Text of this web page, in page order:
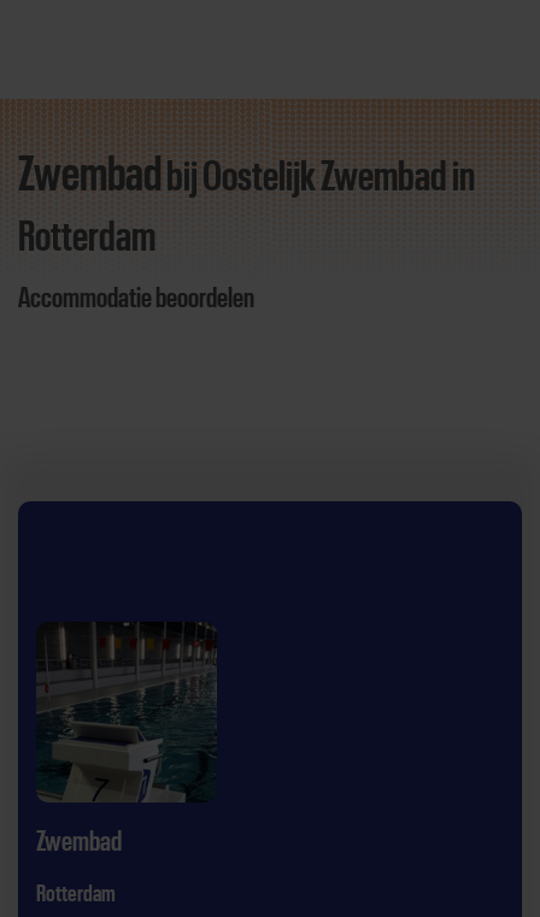
Direct door naar content
Zwembad bij Oostelijk Zwembad in
Rotterdam
Accommodatie beoordelen
Zwembad
Rotterdam